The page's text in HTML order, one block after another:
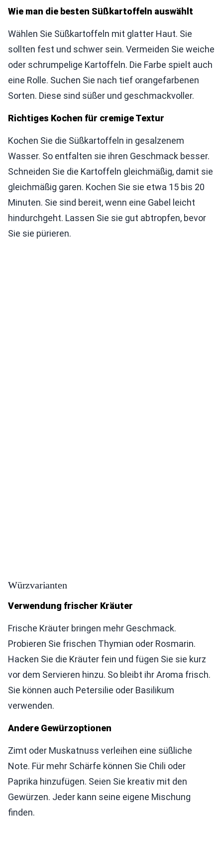
Wie man die besten Süßkartoffeln auswählt
Wählen Sie Süßkartoffeln mit glatter Haut. Sie
sollten fest und schwer sein. Vermeiden Sie weiche
oder schrumpelige Kartoffeln. Die Farbe spielt auch
eine Rolle. Suchen Sie nach tief orangefarbenen
Sorten. Diese sind süßer und geschmackvoller.
Richtiges Kochen für cremige Textur
Kochen Sie die Süßkartoffeln in gesalzenem
Wasser. So entfalten sie ihren Geschmack besser.
Schneiden Sie die Kartoffeln gleichmäßig, damit sie
gleichmäßig garen. Kochen Sie sie etwa 15 bis 20
Minuten. Sie sind bereit, wenn eine Gabel leicht
hindurchgeht. Lassen Sie sie gut abtropfen, bevor
Sie sie pürieren.
Würzvarianten
Verwendung frischer Kräuter
Frische Kräuter bringen mehr Geschmack.
Probieren Sie frischen Thymian oder Rosmarin.
Hacken Sie die Kräuter fein und fügen Sie sie kurz
vor dem Servieren hinzu. So bleibt ihr Aroma frisch.
Sie können auch Petersilie oder Basilikum
verwenden.
Andere Gewürzoptionen
Zimt oder Muskatnuss verleihen eine süßliche
Note. Für mehr Schärfe können Sie Chili oder
Paprika hinzufügen. Seien Sie kreativ mit den
Gewürzen. Jeder kann seine eigene Mischung
finden.